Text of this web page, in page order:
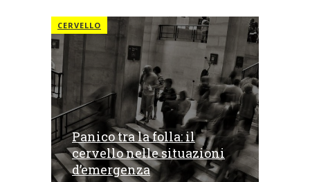
CERVELLO
Panico tra la folla: il
cervello nelle situazioni
d’emergenza